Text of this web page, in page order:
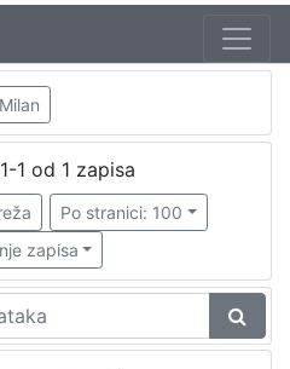
1 od 1 zapisa
Po stranici: 100
zapisa